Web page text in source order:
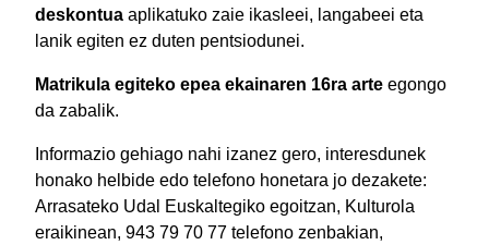
deskontua aplikatuko zaie ikasleei, langabeei eta
lanik egiten ez duten pentsiodunei.
Matrikula egiteko epea ekainaren 16ra arte egongo
da zabalik.
Informazio gehiago nahi izanez gero, interesdunek
honako helbide edo telefono honetara jo dezakete:
Arrasateko Udal Euskaltegiko egoitzan, Kulturola
eraikinean, 943 79 70 77 telefono zenbakian,